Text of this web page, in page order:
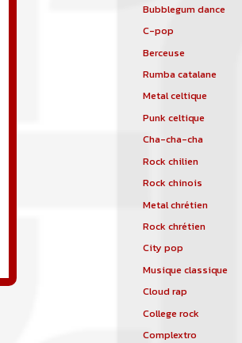
Bubblegum dance
C-pop
Berceuse
Rumba catalane
Metal celtique
Punk celtique
Cha-cha-cha
Rock chilien
Rock chinois
Metal chrétien
Rock chrétien
City pop
Musique classique
Cloud rap
College rock
Complextro